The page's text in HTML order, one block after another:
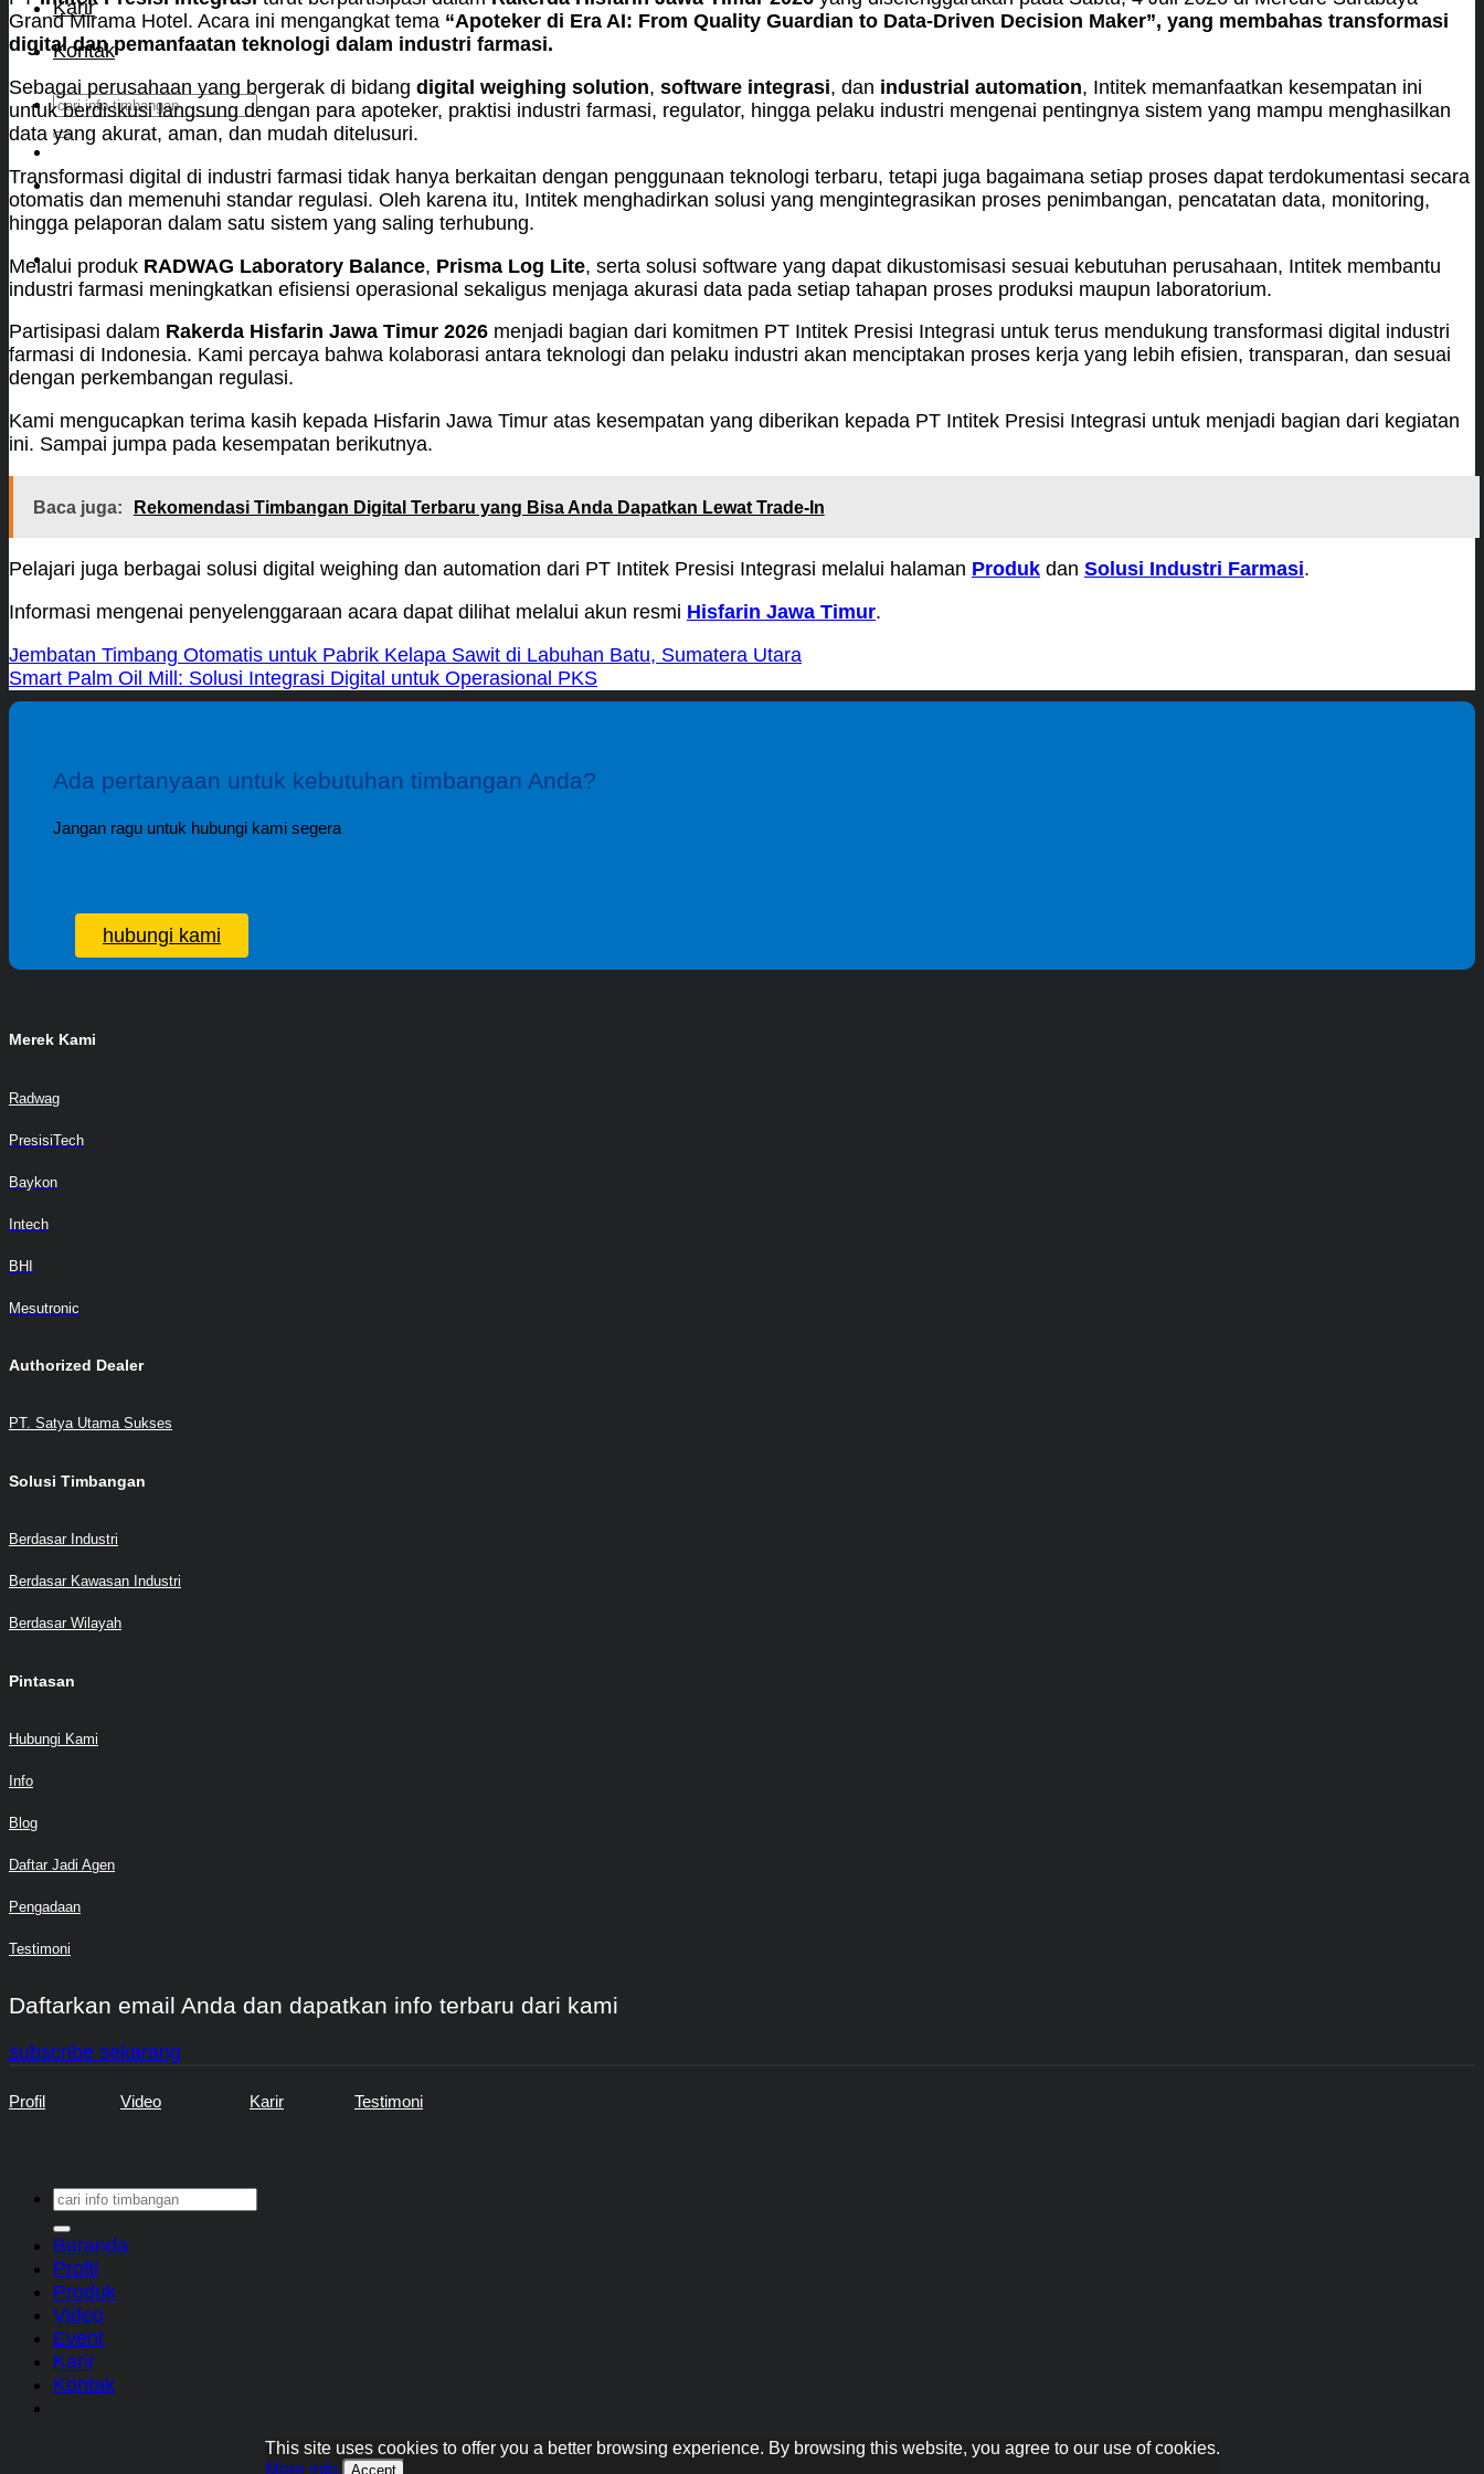
Karir
Kontak
Search
for:
Grand Mirama Hotel. Acara ini mengangkat tema “Apoteker di Era AI: From Quality Guardian to Data-Driven Decision Maker”, yang membahas transformasi
digital dan pemanfaatan teknologi dalam industri farmasi.
Sebagai perusahaan yang bergerak di bidang digital weighing solution, software integrasi, dan industrial automation, Intitek memanfaatkan kesempatan ini
untuk berdiskusi langsung dengan para apoteker, praktisi industri farmasi, regulator, hingga pelaku industri mengenai pentingnya sistem yang mampu menghasilkan
data yang akurat, aman, dan mudah ditelusuri.
Transformasi digital di industri farmasi tidak hanya berkaitan dengan penggunaan teknologi terbaru, tetapi juga bagaimana setiap proses dapat terdokumentasi secara
otomatis dan memenuhi standar regulasi. Oleh karena itu, Intitek menghadirkan solusi yang mengintegrasikan proses penimbangan, pencatatan data, monitoring,
hingga pelaporan dalam satu sistem yang saling terhubung.
Melalui produk RADWAG Laboratory Balance, Prisma Log Lite, serta solusi software yang dapat dikustomisasi sesuai kebutuhan perusahaan, Intitek membantu
industri farmasi meningkatkan efisiensi operasional sekaligus menjaga akurasi data pada setiap tahapan proses produksi maupun laboratorium.
Partisipasi dalam Rakerda Hisfarin Jawa Timur 2026 menjadi bagian dari komitmen PT Intitek Presisi Integrasi untuk terus mendukung transformasi digital industri
farmasi di Indonesia. Kami percaya bahwa kolaborasi antara teknologi dan pelaku industri akan menciptakan proses kerja yang lebih efisien, transparan, dan sesuai
dengan perkembangan regulasi.
Kami mengucapkan terima kasih kepada Hisfarin Jawa Timur atas kesempatan yang diberikan kepada PT Intitek Presisi Integrasi untuk menjadi bagian dari kegiatan
ini. Sampai jumpa pada kesempatan berikutnya.
Baca juga: Rekomendasi Timbangan Digital Terbaru yang Bisa Anda Dapatkan Lewat Trade-In
Pelajari juga berbagai solusi digital weighing dan automation dari PT Intitek Presisi Integrasi melalui halaman Produk dan Solusi Industri Farmasi.
Informasi mengenai penyelenggaraan acara dapat dilihat melalui akun resmi Hisfarin Jawa Timur.
Jembatan Timbang Otomatis untuk Pabrik Kelapa Sawit di Labuhan Batu, Sumatera Utara
Smart Palm Oil Mill: Solusi Integrasi Digital untuk Operasional PKS
Ada pertanyaan untuk kebutuhan timbangan Anda?
Jangan ragu untuk hubungi kami segera
hubungi kami
Merek Kami
Radwag
PresisiTech
Baykon
Intech
BHI
Mesutronic
Authorized Dealer
PT. Satya Utama Sukses
Solusi Timbangan
Berdasar Industri
Berdasar Kawasan Industri
Berdasar Wilayah
Pintasan
Hubungi Kami
Info
Blog
Daftar Jadi Agen
Pengadaan
Testimoni
Daftarkan email Anda dan dapatkan info terbaru dari kami
subscribe sekarang
Profil Video Karir Testimoni
Search
Beranda
Profil
Produk
Video
Event
Karir
Kontak
This site uses cookies to offer you a better browsing experience. By browsing this website, you agree to our use of cookies.
More info
Accept